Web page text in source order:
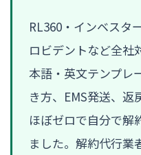
RL360・インベスタ
ロビデントなど全社
本語・英文テンプレ
き方、EMS発送、返
ほぼゼロで自分で解
ました。解約代行業